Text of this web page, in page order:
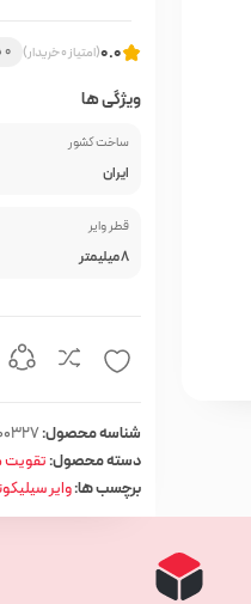
0.0(امتیاز 0 خریدار) 0 دیدگاه
ویژگی ها
ساخت کشور
ایران
قطر وایر
8 میلیمتر
شناسه محصول:
دسته محصول:تقویت
برچسب ها:وایر